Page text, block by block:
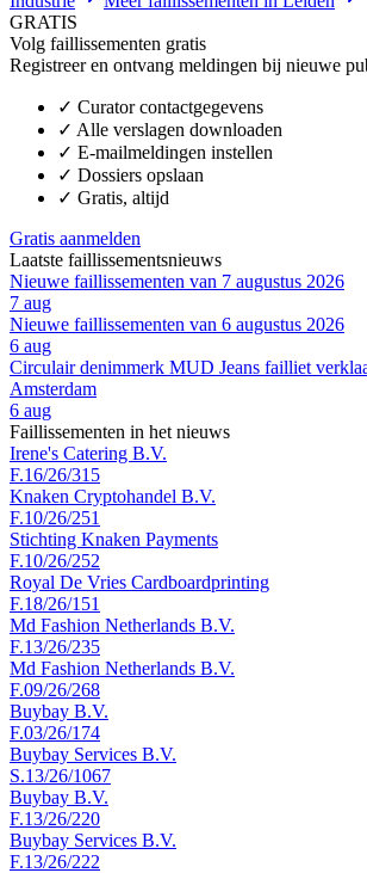
GRATIS
Volg faillissementen gratis
Registreer en ontvang meldingen bij nieuwe
✓ Curator contactgegevens
✓ Alle verslagen downloaden
✓ E-mailmeldingen instellen
✓ Dossiers opslaan
✓ Gratis, altijd
Gratis aanmelden
Laatste faillissementsnieuws
Nieuwe faillissementen van 7 augustus 2026
7 aug
Nieuwe faillissementen van 6 augustus 2026
6 aug
Circulair denimmerk MUD Jeans failliet
Amsterdam
6 aug
Faillissementen in het nieuws
Irene's Catering B.V.
F.16/26/315
Knaken Cryptohandel B.V.
F.10/26/251
Stichting Knaken Payments
F.10/26/252
Royal De Vries Cardboardprinting
F.18/26/151
Md Fashion Netherlands B.V.
F.13/26/235
Md Fashion Netherlands B.V.
F.09/26/268
Buybay B.V.
F.03/26/174
Buybay Services B.V.
S.13/26/1067
Buybay B.V.
F.13/26/220
Buybay Services B.V.
F.13/26/222